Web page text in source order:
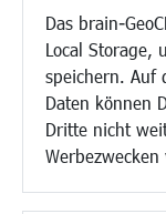
Das brain-
Local Storage,
speichern. Auf
Daten können
Dritte nicht
Verkehr/Mobilität
Glasfaserausbau
Aktuelle Baustellen
Paddelteich
CINDY S
Kultur/Freizeit/